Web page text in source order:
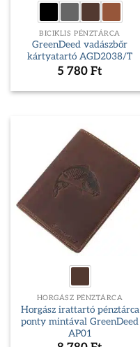
BICIKLIS PÉNZTÁRCA
GreenDeed vadászbőr
kártyatartó AGD2038/T
5 780 Ft
HORGÁSZ PÉNZTÁRCA
Horgász irattartó pénztárca
ponty mintával GreenDeed
AP01